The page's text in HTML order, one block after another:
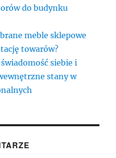
do budynku
meble sklepowe
towarów?
siebie i
stany w